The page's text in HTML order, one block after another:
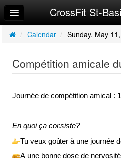
Home
Log In
Make Appointment
Sign Up
Request Info
CrossFit St-
/ Calendar / Sunday, May
Compétition amicale
Journée de compétition amical :
En quoi ça consiste?
Tu veux goûter à une journée
A une bonne dose de